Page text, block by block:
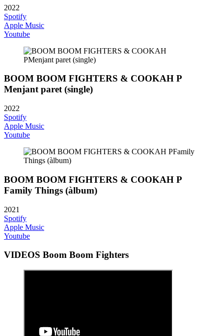
2022
Spotify
Apple Music
Youtube
BOOM BOOM FIGHTERS & COOKAH P
Menjant paret (single)
2022
Spotify
Apple Music
Youtube
BOOM BOOM FIGHTERS & COOKAH P
Family Things (àlbum)
2021
Spotify
Apple Music
Youtube
VIDEOS Boom Boom Fighters